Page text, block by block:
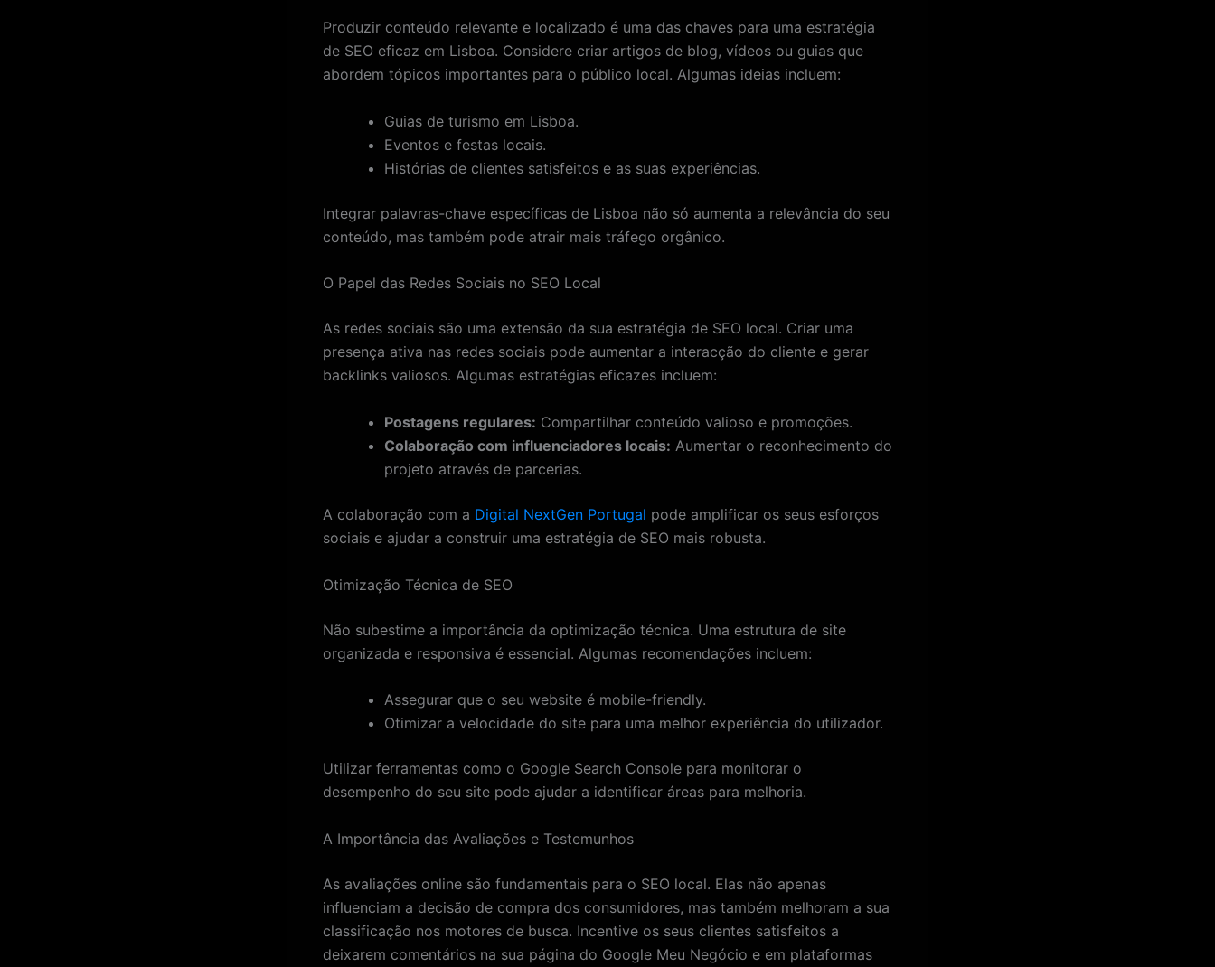
Produzir conteúdo relevante e localizado é uma das chaves para uma estratégia
de SEO eficaz em Lisboa. Considere criar artigos de blog, vídeos ou guias que
abordem tópicos importantes para o público local. Algumas ideias incluem:
Guias de turismo em Lisboa.
Eventos e festas locais.
Histórias de clientes satisfeitos e as suas experiências.
Integrar palavras-chave específicas de Lisboa não só aumenta a relevância do seu
conteúdo, mas também pode atrair mais tráfego orgânico.
O Papel das Redes Sociais no SEO Local
As redes sociais são uma extensão da sua estratégia de SEO local. Criar uma
presença ativa nas redes sociais pode aumentar a interacção do cliente e gerar
backlinks valiosos. Algumas estratégias eficazes incluem:
Postagens regulares: Compartilhar conteúdo valioso e promoções.
Colaboração com influenciadores locais: Aumentar o reconhecimento do
projeto através de parcerias.
A colaboração com a Digital NextGen Portugal pode amplificar os seus esforços
sociais e ajudar a construir uma estratégia de SEO mais robusta.
Otimização Técnica de SEO
Não subestime a importância da optimização técnica. Uma estrutura de site
organizada e responsiva é essencial. Algumas recomendações incluem:
Assegurar que o seu website é mobile-friendly.
Otimizar a velocidade do site para uma melhor experiência do utilizador.
Utilizar ferramentas como o Google Search Console para monitorar o
desempenho do seu site pode ajudar a identificar áreas para melhoria.
A Importância das Avaliações e Testemunhos
As avaliações online são fundamentais para o SEO local. Elas não apenas
influenciam a decisão de compra dos consumidores, mas também melhoram a sua
classificação nos motores de busca. Incentive os seus clientes satisfeitos a
deixarem comentários na sua página do Google Meu Negócio e em plataformas